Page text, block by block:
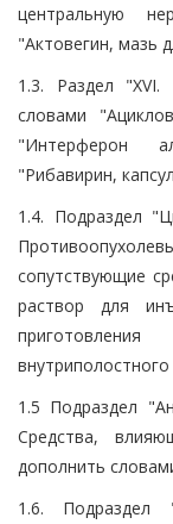
центральную
"Актовегин, мазь
1.3. Раздел "XVI.
словами
"Интерферон
"Рибавирин,
1.4. Подраздел
сопутствующие
раствор для
1.5 Подраздел
Средства,
дополнить
1.6. Подраздел